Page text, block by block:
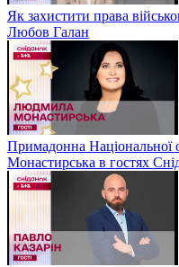
Як захистити права
Любов Галан
Примадонна
Монастирська в гостях